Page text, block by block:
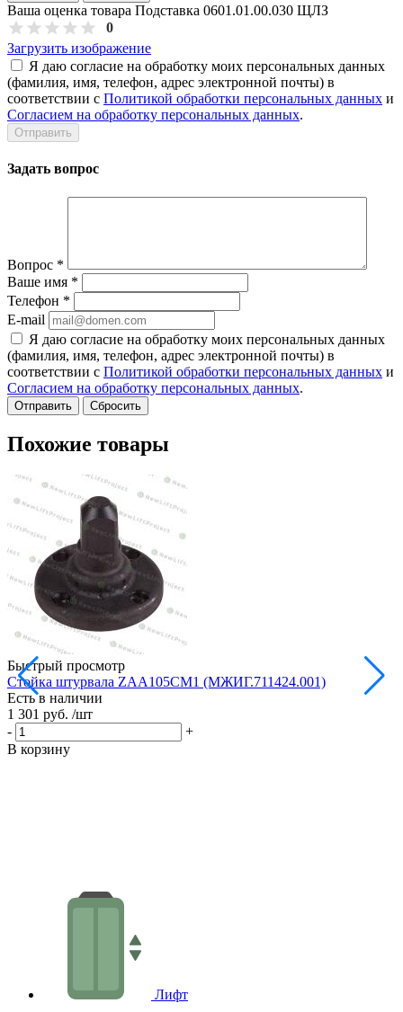
Ваша оценка товара Подставка 0601.01.00.030 ЩЛЗ
0
Загрузить изображение
Я даю согласие на обработку моих персональных данных
(фамилия, имя, телефон, адрес электронной почты) в
соответствии с Политикой обработки персональных данных и
Согласием на обработку персональных данных.
Задать вопрос
Вопрос *
Ваше имя *
Телефон *
E-mail
Я даю согласие на обработку моих персональных данных
(фамилия, имя, телефон, адрес электронной почты) в
соответствии с Политикой обработки персональных данных и
Согласием на обработку персональных данных.
Сбросить
Похожие товары
Быстрый просмотр
Стойка штурвала ZAA105CM1 (МЖИГ.711424.001)
Есть в наличии
1 301 руб. /шт
-
+
В корзину
Лифт